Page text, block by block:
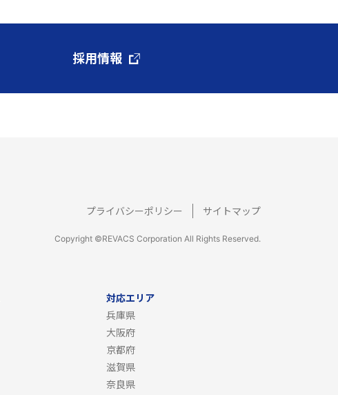
採用情報
プライバシーポリシー サイトマップ
Copyright ©REVACS Corporation All Rights Reserved.
対応エリア
兵庫県
大阪府
京都府
滋賀県
奈良県